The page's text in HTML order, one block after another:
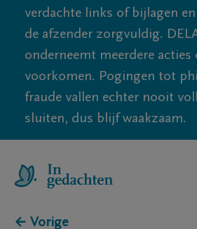
verdachte links of bijlagen
de afzender zorgvuldig.
onderneemt meerdere
voorkomen. Pogingen tot
fraude vallen echter nooit
sluiten, dus blijf waakzaam.
← Vorige